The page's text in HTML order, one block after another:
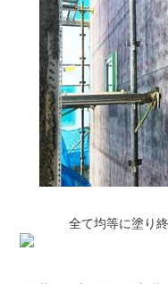
全て均等に塗り